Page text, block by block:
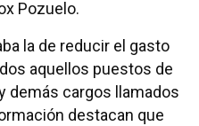
Pozuelo.
la de reducir el gasto
aquellos puestos de
demás cargos llamados
destacan que